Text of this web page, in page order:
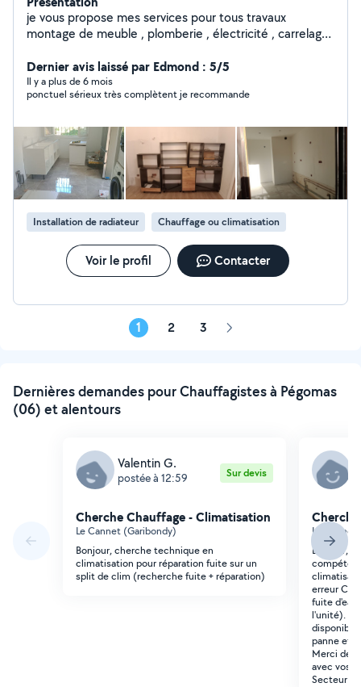
je vous propose mes services pour tous travaux
montage de meuble , plomberie , électricité , carrelage
cuisine, store et volet roulant porte de garage et
d'autres interventions. Ayant été directeur technique de
palace pendant plusieurs années , j intervient sur toutes
propre et ponctuel
Dernier avis laissé par Edmond : 5/5
Il y a plus de 6 mois
ponctuel sérieux très complètent je recommande
Installation de radiateur Chauffage ou climatisation
Voir le profil Contacter
1 2 3 Page
Dernières demandes pour Chauffagistes à Pégomas
(06) et alentours
Valentin G.
postée à 12:59 Sur devis
Cherche Chauffage - Climatisation
Le Cannet (Garibondy)
Bonjour, cherche technique en
climatisation pour réparation fuite sur un
split de clim (recherche fuite + réparation)
Le Cannet
Bonjour,
erreur CL
fuite
l'unité).
disponible
panne et
Merci de
avec vos
Secteur le